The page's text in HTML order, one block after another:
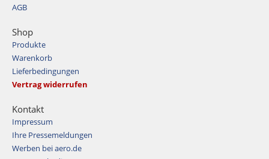
AGB
Shop
Produkte
Warenkorb
Lieferbedingungen
Vertrag widerrufen
Kontakt
Impressum
Ihre Pressemeldungen
Werben bei aero.de